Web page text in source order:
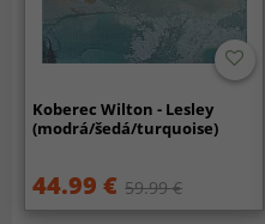
Koberec Wilton - Lesley
(modrá/šedá/turquoise)
44.99 € 59.99 €